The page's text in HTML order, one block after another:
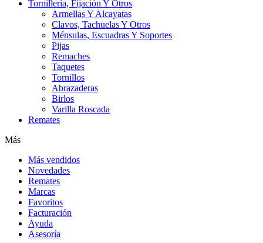
Tornillería, Fijación Y Otros
Armellas Y Alcayatas
Clavos, Tachuelas Y Otros
Ménsulas, Escuadras Y Soportes
Pijas
Remaches
Taquetes
Tornillos
Abrazaderas
Birlos
Varilla Roscada
Remates
Más
Más vendidos
Novedades
Remates
Marcas
Favoritos
Facturación
Ayuda
Asesoría